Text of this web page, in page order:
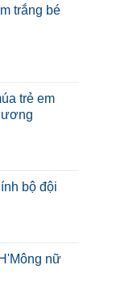
trắng bé
trẻ em
bộ đội
nữ